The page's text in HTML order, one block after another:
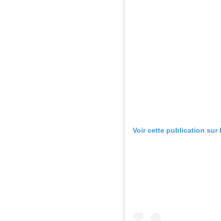
Voir cette publication sur